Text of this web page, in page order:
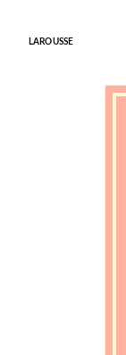
LAROUSSE